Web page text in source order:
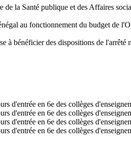
la Santé publique et des Affaires
au fonctionnement du budget de
bénéficier des dispositions de
d'entrée en 6e des collèges
d'entrée en 6e des collèges
d'entrée en 6e des collèges
d'entrée en 6e des collèges